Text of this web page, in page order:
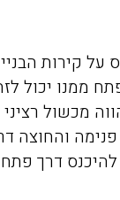
קירות
ממנו יכול
מכשול
והחוצה
להיכנס דרך